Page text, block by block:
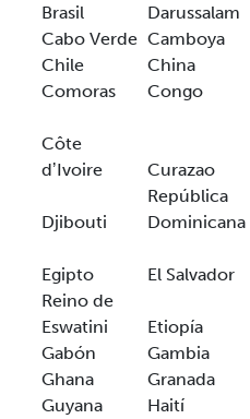
Brasil
Darussalam
Cabo Verde Camboya
Chile
China
Comoras
Congo
Côte
dʼIvoire
Curazao
Djibouti
República
Dominicana
Egipto El Salvador
Reino de
Eswatini
Etiopía
Gabón
Gambia
Ghana
Granada
Guyana
Haití